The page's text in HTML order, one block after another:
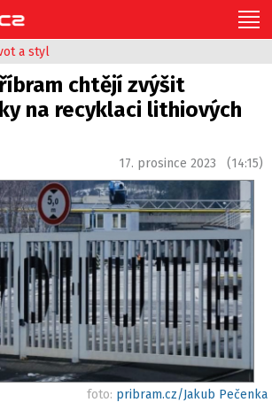
a styl
chtějí zvýšit
na recyklaci lithiových
17. prosince 2023 (14:15)
foto: pribram.cz/Jakub Pečenka